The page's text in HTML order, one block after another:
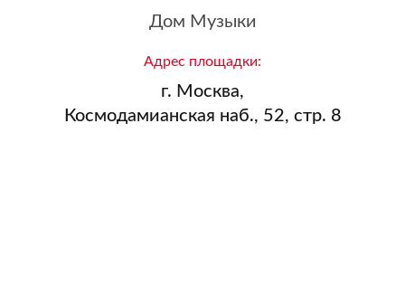
Дом Музыки
Адрес площадки:
г. Москва,
Космодамианская наб., 52, стр. 8